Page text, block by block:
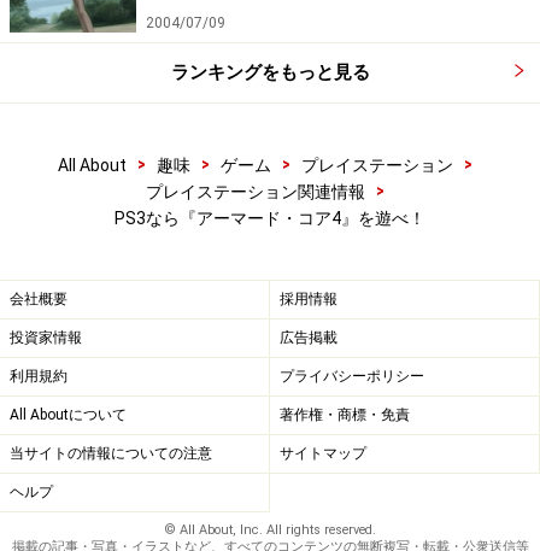
そう」というイメージを植えつけたのも確かです。
開発元のフロム・ソフトウェアはバンプレストと共同で
『ACE』を開発したこともあります。『アーマード・コ
ア』シリーズは未体験の僕ですが『ACE』はプレイした
ことがあり、アニメのロボットだというのにある種のリ
を持ちました。
エルガイムとガンダム、どっちが強い？ ハイブリッド
アクション『ACE』 - ［プレイステーション］All About
しかし同時に質実剛健過ぎて演出面で非常に弱いという
点に不満を持ったのも確かです。さて、今回PS3という
ハードの力で『アーマード・コア』はどう進化したので
2004/07/09
ランキングをもっと見る
All About > 趣味 > ゲーム > プレイステーション
>
プレイステーション関連情報
>
PS3なら『アーマード・コア4』を遊べ！
会社概要 採用情報
投資家情報 広告掲載
利用規約 プライバシーポリシー
All Aboutについて 著作権・商標・免責
当サイトの情報についての注意 サイトマップ
ヘルプ
© All About, Inc. All rights reserved.
掲載の記事・写真・イラストなど、すべてのコンテンツの無断複写・転載・公衆送信等